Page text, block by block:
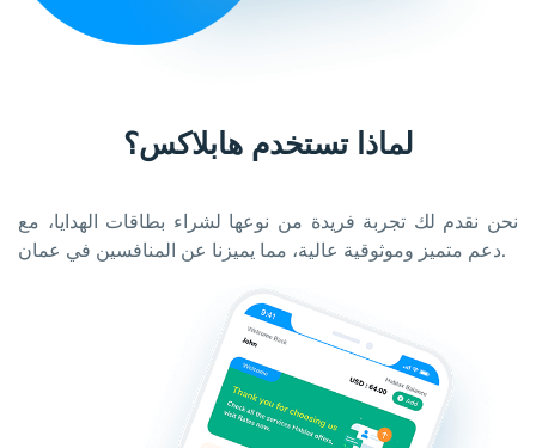
لماذا تستخدم هابلاكس؟
نحن نقدم لك تجربة فريدة من نوعها لشراء بطاقات الهدايا، مع
دعم متميز وموثوقية عالية، مما يميزنا عن المنافسين في عمان.